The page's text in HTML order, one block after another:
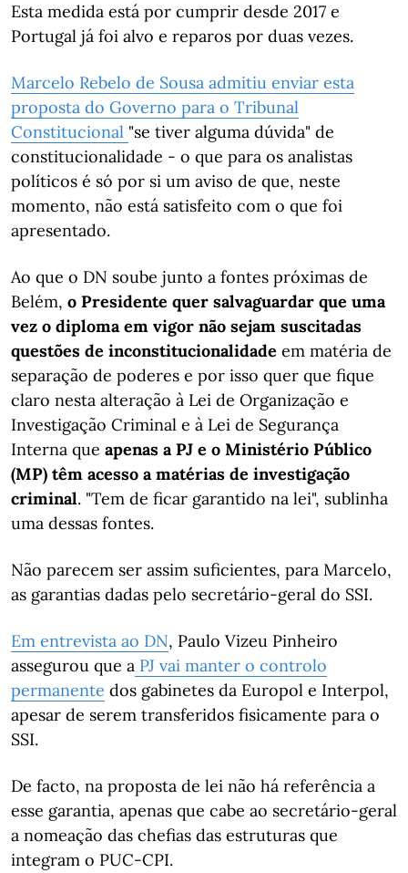
Esta medida está por cumprir desde 2017 e
Portugal já foi alvo e reparos por duas vezes.
Marcelo Rebelo de Sousa admitiu enviar esta
proposta do Governo para o Tribunal
Constitucional "se tiver alguma dúvida" de
constitucionalidade - o que para os analistas
políticos é só por si um aviso de que, neste
momento, não está satisfeito com o que foi
apresentado.
Ao que o DN soube junto a fontes próximas de
Belém, o Presidente quer salvaguardar que uma
vez o diploma em vigor não sejam suscitadas
questões de inconstitucionalidade em matéria de
separação de poderes e por isso quer que fique
claro nesta alteração à Lei de Organização e
Investigação Criminal e à Lei de Segurança
Interna que apenas a PJ e o Ministério Público
(MP) têm acesso a matérias de investigação
criminal. "Tem de ficar garantido na lei", sublinha
uma dessas fontes.
Não parecem ser assim suficientes, para Marcelo,
as garantias dadas pelo secretário-geral do SSI.
Em entrevista ao DN, Paulo Vizeu Pinheiro
assegurou que a PJ vai manter o controlo
permanente dos gabinetes da Europol e Interpol,
apesar de serem transferidos fisicamente para o
SSI.
De facto, na proposta de lei não há referência a
esse garantia, apenas que cabe ao secretário-geral
a nomeação das chefias das estruturas que
integram o PUC-CPI.